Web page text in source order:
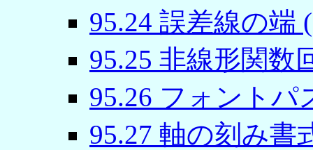
95.24 誤差線の端
95.25 非線形関数
95.26 フォントパ
95.27 軸の刻み書